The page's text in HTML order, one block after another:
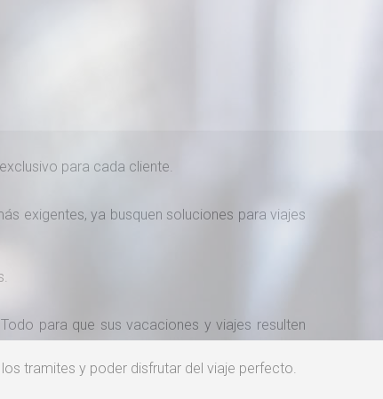
para cada cliente.
exigentes, ya busquen soluciones para viajes
para que sus vacaciones y viajes resulten
tramites y poder disfrutar del viaje perfecto.